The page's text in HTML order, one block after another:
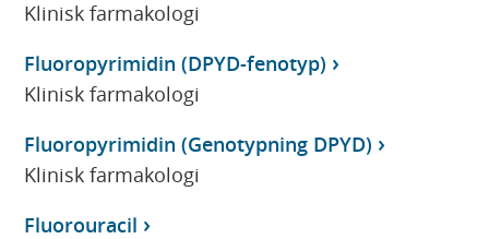
Klinisk farmakologi
Fluoropyrimidin (DPYD-fenotyp)
Klinisk farmakologi
Fluoropyrimidin (Genotypning DPYD)
Klinisk farmakologi
Fluorouracil